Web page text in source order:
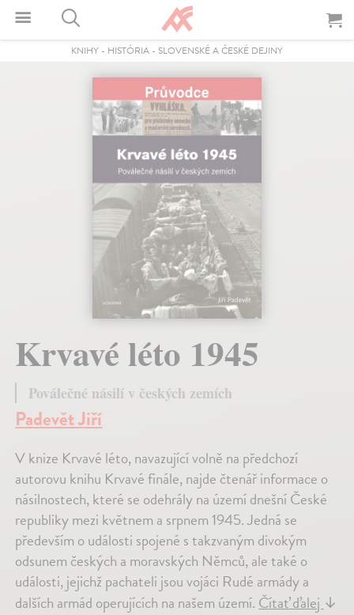
KNIHY - HISTÓRIA - SLOVENSKÉ A ČESKÉ DEJINY
Krvavé léto 1945
Poválečné násilí v českých zemích
Padevět Jiří
V knize Krvavé léto, navazující volně na předchozí
autorovu knihu Krvavé finále, najde čtenář informace o
násilnostech, které se odehrály na území dnešní České
republiky mezi květnem a srpnem 1945. Jedná se
především o události spojené s takzvaným divokým
odsunem českých a moravských Němců, ale také o
události, jejichž pachateli jsou vojáci Rudé armády a
dalších armád operujících na našem území. Čítať ďalej ↓